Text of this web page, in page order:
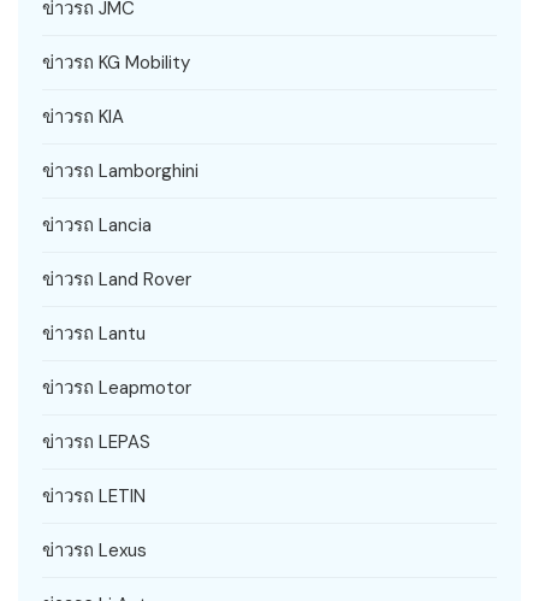
ข่าวรถ JMC
ข่าวรถ KG Mobility
ข่าวรถ KIA
ข่าวรถ Lamborghini
ข่าวรถ Lancia
ข่าวรถ Land Rover
ข่าวรถ Lantu
ข่าวรถ Leapmotor
ข่าวรถ LEPAS
ข่าวรถ LETIN
ข่าวรถ Lexus